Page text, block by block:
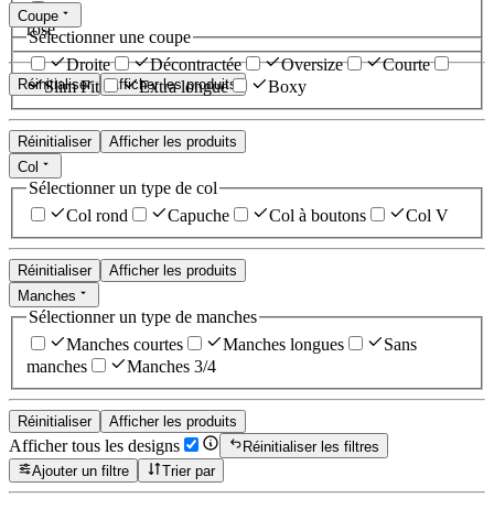
rose
Réinitialiser Afficher les produits
Coupe
Sélectionner une coupe
Droite
Décontractée Oversize
Courte
Slim Fit
Extra longue Boxy
Réinitialiser
Afficher les produits
Col
Sélectionner un type de col
Col rond
Capuche Col à boutons Col V
Réinitialiser
Afficher les produits
Manches
Sélectionner un type de manches
Manches courtes
Manches longues
Sans
manches
Manches 3/4
Réinitialiser Afficher les produits
Afficher tous les designs
Réinitialiser les filtres
Ajouter un filtre
Trier par